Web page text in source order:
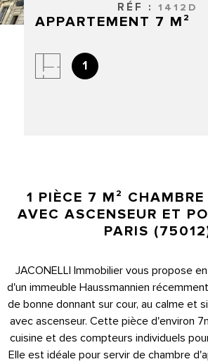
RÉF :1412D
APPARTEMENT 7 M²
1
1 PIÈCE 7 M²
AVEC ASCENSEUR ET
PARIS
JACONELLI Immobilier vous propose
d'un immeuble Haussmannien
de bonne donnant sur cour, au calme et
avec ascenseur. Cette pièce d'environ
cuisine et des compteurs individuels
Elle est idéale pour servir de chambre